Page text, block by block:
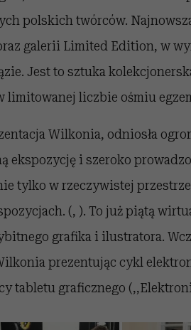
polskich twórców.
galerii Limited Edition, w
Jest to sztuka
limitowanej liczbie ośmiu
Wilkonia, odniosła
ekspozycję i szeroko
tylko w rzeczywistej
(, ). To już piątą
grafika i ilustratora.
prezentując cykl
tabletu graficznego